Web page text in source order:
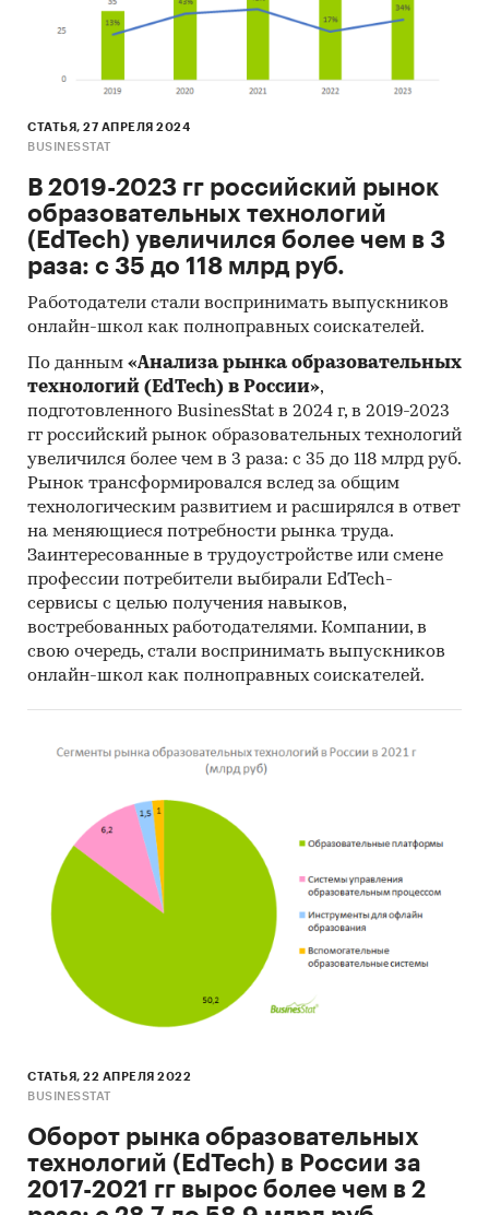
СТАТЬЯ, 27 АПРЕЛЯ 2024
BUSINESSTAT
В 2019-2023 гг российский рынок
образовательных технологий
(EdTech) увеличился более чем в 3
раза: с 35 до 118 млрд руб.
Работодатели стали воспринимать выпускников
онлайн-школ как полноправных соискателей.
По данным «Анализа рынка образовательных
технологий (EdTech) в России»,
подготовленного BusinesStat в 2024 г, в 2019-2023
гг российский рынок образовательных технологий
увеличился более чем в 3 раза: с 35 до 118 млрд руб.
Рынок трансформировался вслед за общим
технологическим развитием и расширялся в ответ
на меняющиеся потребности рынка труда.
Заинтересованные в трудоустройстве или смене
профессии потребители выбирали EdTech-
сервисы с целью получения навыков,
востребованных работодателями. Компании, в
свою очередь, стали воспринимать выпускников
онлайн-школ как полноправных соискателей.
СТАТЬЯ, 22 АПРЕЛЯ 2022
BUSINESSTAT
Оборот рынка образовательных
технологий (EdTech) в России за
2017-2021 гг вырос более чем в 2